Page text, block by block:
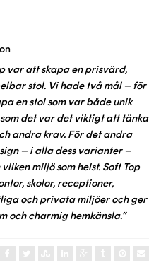
var att skapa en prisvärd,
stol. Vi hade två mål – för
en stol som var både unik
det var det viktigt att tänka
andra krav. För det andra
– i alla dess varianter –
miljö som helst. Soft Top
skolor, receptioner,
och privata miljöer och ger
och charmig hemkänsla.”